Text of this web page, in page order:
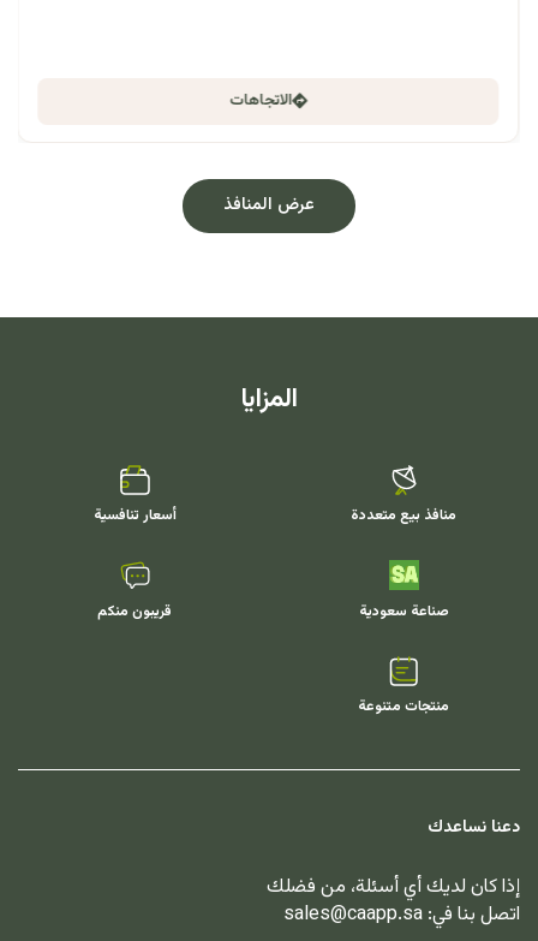
الاتجاهات
عرض المنافذ
المزايا
منافذ بيع متعددة أسعار تنافسية
صناعة سعودية قريبون منكم
منتجات متنوعة
دعنا نساعدك
إذا كان لديك أي أسئلة، من فضلك
اتصل بنا في: sales@caapp.sa